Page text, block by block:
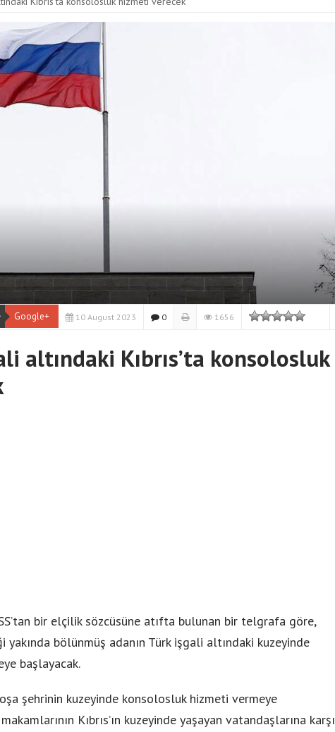
Google+ 10 August 2023 0 1656
altındaki Kıbrıs’ta konsolosluk
bir elçilik sözcüsüne atıfta bulunan bir telgrafa göre,
yakında bölünmüş adanın Türk işgali altındaki kuzeyinde
başlayacak.
şehrinin kuzeyinde konsolosluk hizmeti vermeye
Kıbrıs’ın kuzeyinde yaşayan vatandaşlarına karşı